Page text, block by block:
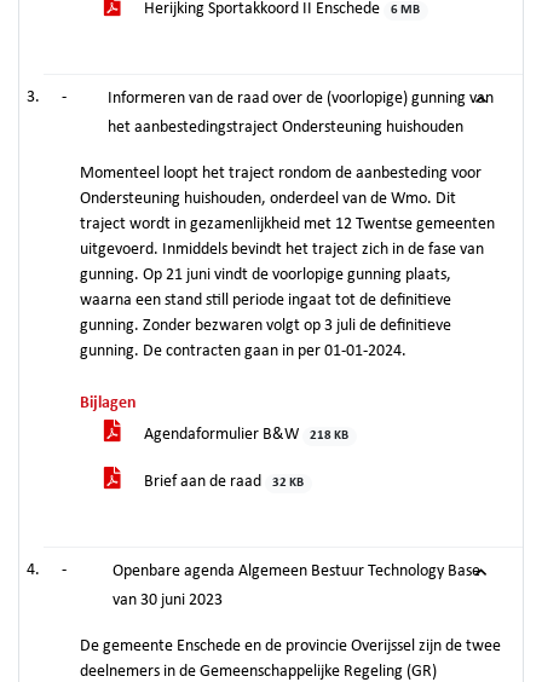
Herijking Sportakkoord II Enschede 6 MB
-
Informeren van de raad over de (voorlopige) gunning van
het aanbestedingstraject Ondersteuning huishouden
Momenteel loopt het traject rondom de aanbesteding voor
Ondersteuning huishouden, onderdeel van de Wmo. Dit
traject wordt in gezamenlijkheid met 12 Twentse gemeenten
uitgevoerd. Inmiddels bevindt het traject zich in de fase van
gunning. Op 21 juni vindt de voorlopige gunning plaats,
waarna een stand still periode ingaat tot de definitieve
gunning. Zonder bezwaren volgt op 3 juli de definitieve
gunning. De contracten gaan in per 01-01-2024.
Bijlagen
Agendaformulier B&W
218 KB
Brief aan de raad 32 KB
-
Openbare agenda Algemeen Bestuur Technology Base
van 30 juni 2023
De gemeente Enschede en de provincie Overijssel zijn de twee
deelnemers in de Gemeenschappelijke Regeling (GR)